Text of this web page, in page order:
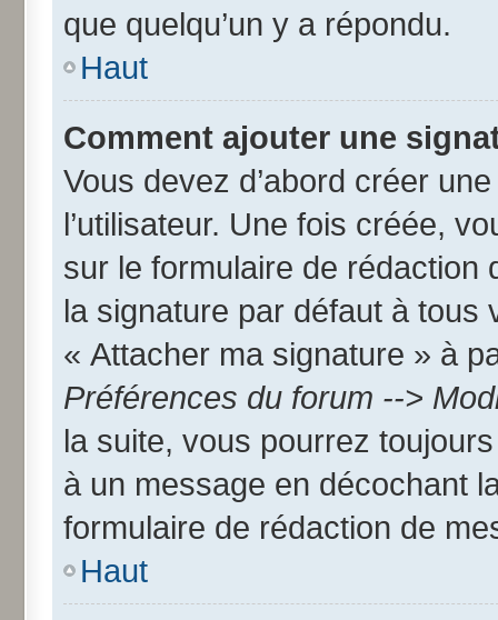
que quelqu’un y a répondu.
Haut
Comment ajouter une
Vous devez d’abord créer
l’utilisateur. Une fois créée,
sur le formulaire de rédaction
la signature par défaut à tous
« Attacher ma signature » à
Préférences du forum -->
la suite, vous pourrez
à un message en décochant
formulaire de rédaction de
Haut